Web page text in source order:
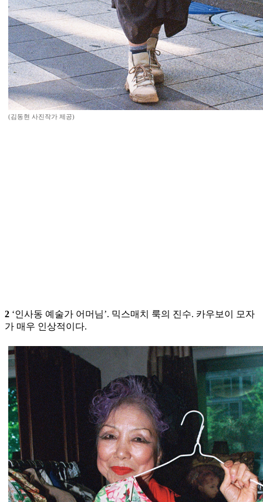
(김동현 사진작가 제공)
2 ‘인사동 예술가 어머님’. 믹스매치 룩의 진수. 카우보이 모자
가 매우 인상적이다.